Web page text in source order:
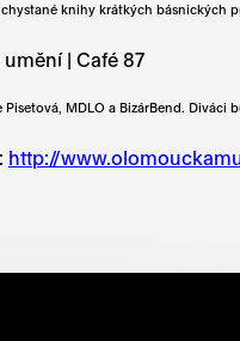
knihy krátkých
| Café 87
MDLO a BizárBend.
http://